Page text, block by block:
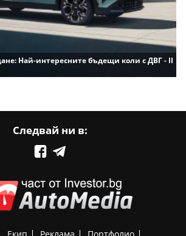
Най-интересните бъдещи коли с ДВГ - II
Следвай ни в: